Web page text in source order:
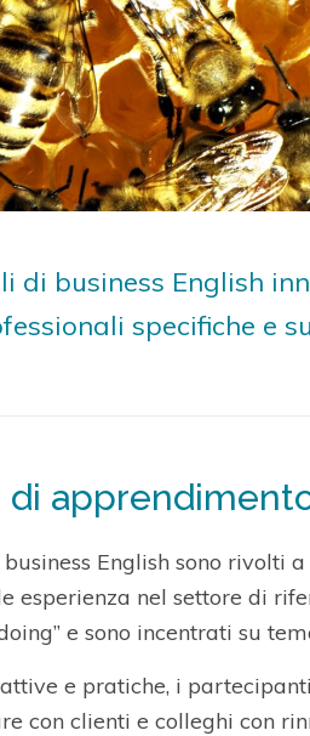
di business English
specifiche e
di
English sono
esperienza nel settore di
e sono incentrati su
e pratiche, i
con clienti e colleghi con